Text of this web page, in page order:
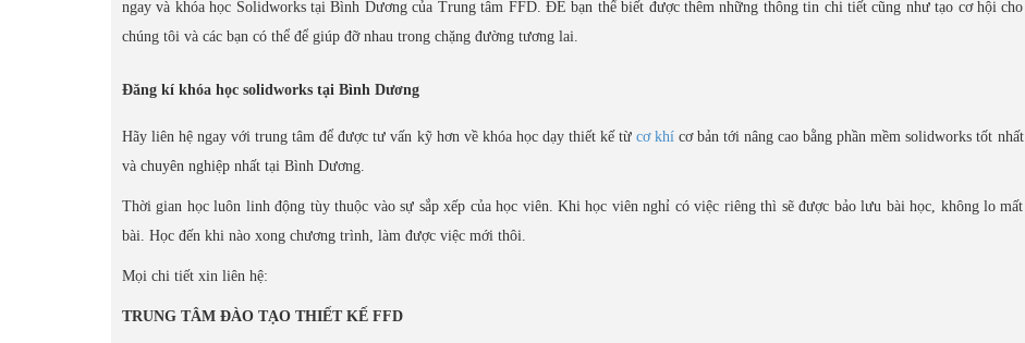
ngay và khóa học Solidworks tại Bình Dương của Trung tâm FFD. ĐỂ bạn thể biết được thêm những thông tin chi tiết cũng như tạo cơ hội cho
chúng tôi và các bạn có thể để giúp đỡ nhau trong chặng đường tương lai.
Đăng kí khóa học solidworks tại Bình Dương
Hãy liên hệ ngay với trung tâm để được tư vấn kỹ hơn về khóa học dạy thiết kế từ cơ khícơ bản tới nâng cao bằng phần mềm solidworks tốt nhất
và chuyên nghiệp nhất tại Bình Dương.
Thời gian học luôn linh động tùy thuộc vào sự sắp xếp của học viên. Khi học viên nghỉ có việc riêng thì sẽ được bảo lưu bài học, không lo mất
bài. Học đến khi nào xong chương trình, làm được việc mới thôi.
Mọi chi tiết xin liên hệ:
TRUNG TÂM ĐÀO TẠO THIẾT KẾ FFD